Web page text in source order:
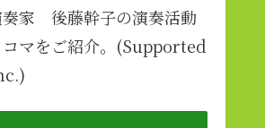
奏家 後藤幹子の演奏活動
コマをご紹介。(Supported